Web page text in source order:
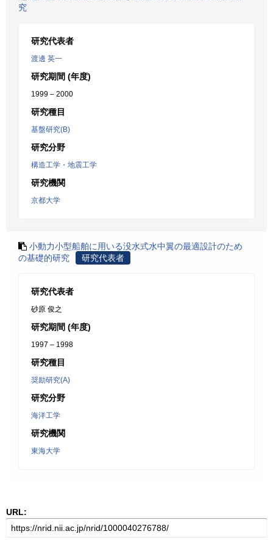
究
研究代表者
渡邊 英一
研究期間 (年度)
1999 – 2000
研究種目
基盤研究(B)
研究分野
構造工学・地震工学
研究機関
京都大学
小動力小型船舶に用いる没水式水中翼の最適設計のため
の基礎的研究
研究代表者
研究代表者
砂原 俊之
研究期間 (年度)
1997 – 1998
研究種目
奨励研究(A)
研究分野
海洋工学
研究機関
東海大学
URL: